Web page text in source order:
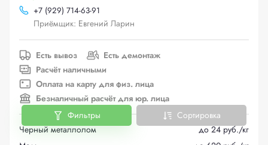
+7 (929) 714-63-91
Приёмщик: Евгений Ларин
Есть вывоз
Есть демонтаж
Расчёт наличными
Оплата на карту для физ. лица
Безналичный расчёт для юр. лица
Черный металлолом
до 24 руб./кг
Фильтры Сортировка